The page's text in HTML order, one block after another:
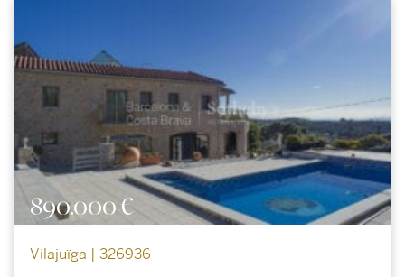
890.000 €
Vilajuïga | 326936